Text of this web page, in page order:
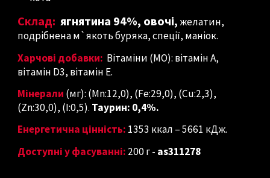
Склад: ягнятина 94%, овочі,желатин,
подрібнена м`якоть буряка, спеції, маніок.
Харчові добавки: Вітаміни (МО): вітамін A,
вітамін D3, вітамін E.
Мінерали (мг): (Mn:12,0), (Fe:29,0), (Cu:2,3),
(Zn:30,0), (I:0,5). Таурин: 0,4%.
Енергетична цінність: 1353 ккал – 5661 кДж.
Доступні у фасуванні: 200 г- as311278